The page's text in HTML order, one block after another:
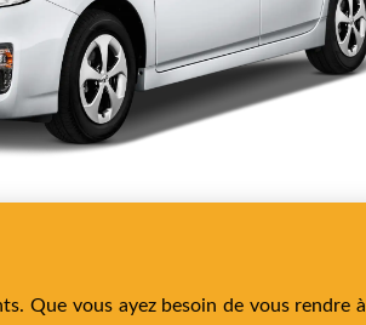
Que vous ayez besoin de vous rendre à